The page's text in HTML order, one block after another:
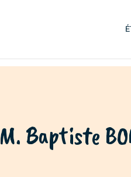
M. Baptiste